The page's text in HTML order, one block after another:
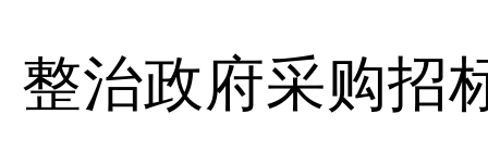
整治政府采购招